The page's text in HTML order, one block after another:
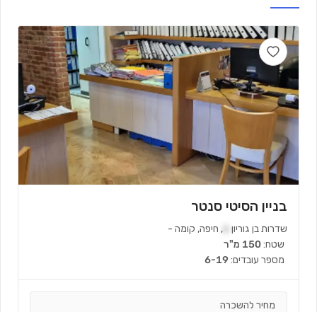
בניין הסיטי סנטר
שדרות בן גוריון , חיפה, קומה -
שטח:150 מ"ר
מספר עובדים:6-19
מחיר להשכרה